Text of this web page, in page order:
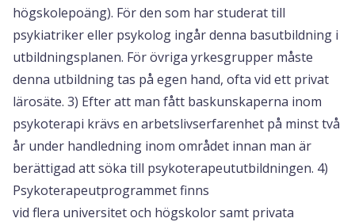
högskolepoäng). För den som har studerat till
psykiatriker eller psykolog ingår denna basutbildning i
utbildningsplanen. För övriga yrkesgrupper måste
denna utbildning tas på egen hand, ofta vid ett privat
lärosäte. 3) Efter att man fått baskunskaperna inom
psykoterapi krävs en arbetslivserfarenhet på minst två
år under handledning inom området innan man är
berättigad att söka till psykoterapeututbildningen. 4)
Psykoterapeutprogrammet finns
vid flera universitet och högskolor samt privata